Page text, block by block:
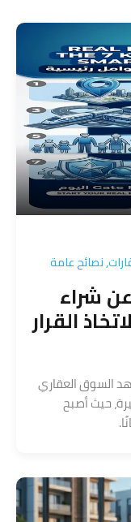
,نصائح عامة
شراء
لاتخاذ القرار
السوق العقاري
حيث أصبح